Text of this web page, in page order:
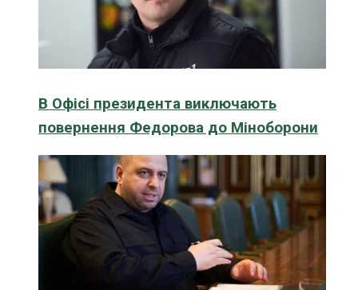
В Офісі президента виключають
повернення Федорова до Міноборони